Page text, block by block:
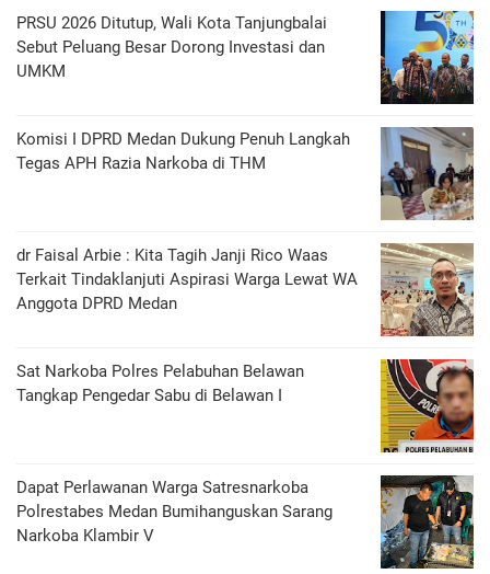
PRSU 2026 Ditutup, Wali Kota Tanjungbalai
Sebut Peluang Besar Dorong Investasi dan
UMKM
Komisi I DPRD Medan Dukung Penuh Langkah
Tegas APH Razia Narkoba di THM
dr Faisal Arbie : Kita Tagih Janji Rico Waas
Terkait Tindaklanjuti Aspirasi Warga Lewat WA
Anggota DPRD Medan
Sat Narkoba Polres Pelabuhan Belawan
Tangkap Pengedar Sabu di Belawan I
Dapat Perlawanan Warga Satresnarkoba
Polrestabes Medan Bumihanguskan Sarang
Narkoba Klambir V